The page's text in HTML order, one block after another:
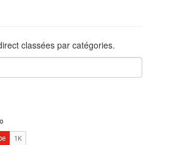
classées par catégories.